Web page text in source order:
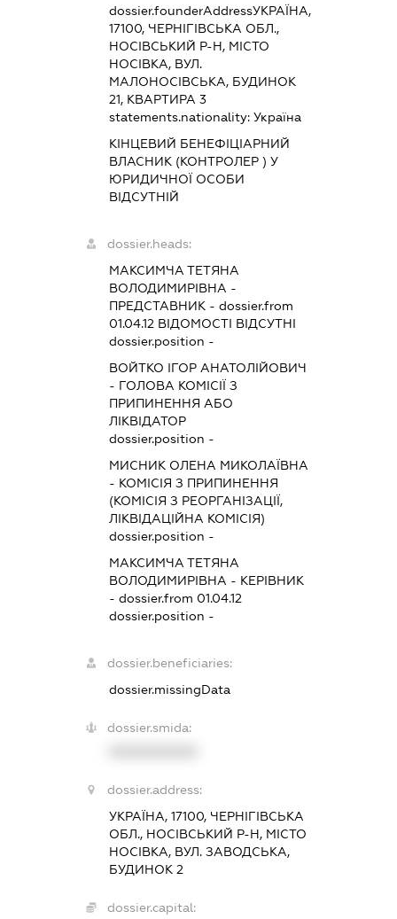
dossier.founderAddressУКРАЇНА,
17100, ЧЕРНІГІВСЬКА ОБЛ.,
НОСІВСЬКИЙ Р-Н, МІСТО
НОСІВКА, ВУЛ.
МАЛОНОСІВСЬКА, БУДИНОК
21, КВАРТИРА 3
statements.nationality: Україна
КІНЦЕВИЙ БЕНЕФІЦІАРНИЙ
ВЛАСНИК (КОНТРОЛЕР ) У
ЮРИДИЧНОЇ ОСОБИ
ВІДСУТНІЙ
dossier.heads:
МАКСИМЧА ТЕТЯНА
ВОЛОДИМИРІВНА -
ПРЕДСТАВНИК - dossier.from
01.04.12 ВІДОМОСТІ ВІДСУТНІ
dossier.position -
ВОЙТКО ІГОР АНАТОЛІЙОВИЧ
- ГОЛОВА КОМІСІЇ З
ПРИПИНЕННЯ АБО
ЛІКВІДАТОР
dossier.position -
МИСНИК ОЛЕНА МИКОЛАЇВНА
- КОМІСІЯ З ПРИПИНЕННЯ
(КОМІСІЯ З РЕОРГАНІЗАЦІЇ,
ЛІКВІДАЦІЙНА КОМІСІЯ)
dossier.position -
МАКСИМЧА ТЕТЯНА
ВОЛОДИМИРІВНА - КЕРІВНИК
- dossier.from 01.04.12
dossier.position -
dossier.beneficiaries:
dossier.missingData
dossier.smida:
dossier.address:
УКРАЇНА, 17100, ЧЕРНІГІВСЬКА
ОБЛ., НОСІВСЬКИЙ Р-Н, МІСТО
НОСІВКА, ВУЛ. ЗАВОДСЬКА,
БУДИНОК 2
dossier.capital: